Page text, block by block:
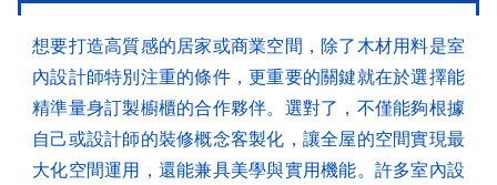
想要打造高質感的居家或商業空間，除了木材用料是室
內設計師特別注重的條件，更重要的關鍵就在於選擇能
精準量身訂製櫥櫃的合作夥伴。選對了，不僅能夠根據
自己或設計師的裝修概念客製化，讓全屋的空間實現最
大化空間運用，還能兼具美學與實用機能。許多室內設